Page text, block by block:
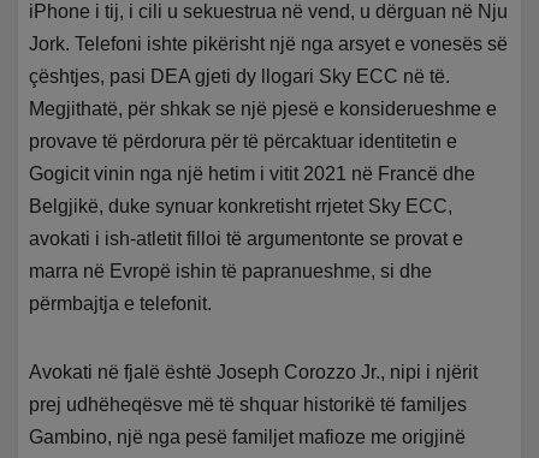
iPhone i tij, i cili u sekuestrua në vend, u dërguan në Nju
Jork. Telefoni ishte pikërisht një nga arsyet e vonesës së
çështjes, pasi DEA gjeti dy llogari Sky ECC në të.
Megjithatë, për shkak se një pjesë e konsiderueshme e
provave të përdorura për të përcaktuar identitetin e
Gogicit vinin nga një hetim i vitit 2021 në Francë dhe
Belgjikë, duke synuar konkretisht rrjetet Sky ECC,
avokati i ish-atletit filloi të argumentonte se provat e
marra në Evropë ishin të papranueshme, si dhe
përmbajtja e telefonit.
Avokati në fjalë është Joseph Corozzo Jr., nipi i njërit
prej udhëheqësve më të shquar historikë të familjes
Gambino, një nga pesë familjet mafioze me origjinë